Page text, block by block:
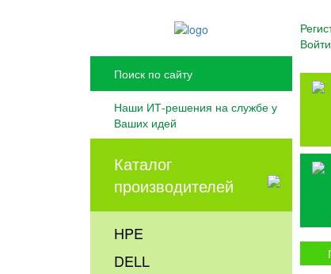
Наши ИТ-решения на службе у
Ваших идей
Каталог
производителей
HPE
DELL
Войти